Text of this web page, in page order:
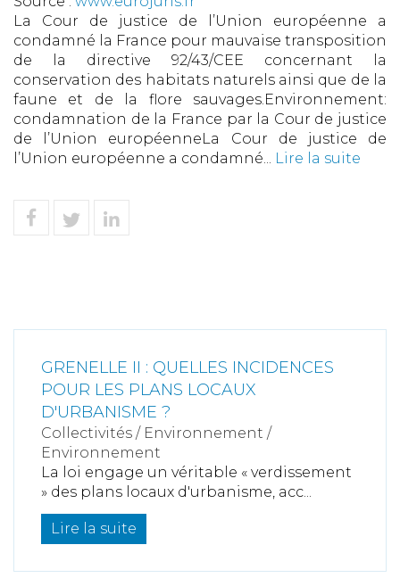
La Cour de justice de l’Union européenne a
condamné la France pour mauvaise transposition
de la directive 92/43/CEE concernant la
conservation des habitats naturels ainsi que de la
faune et de la flore sauvages.Environnement:
condamnation de la France par la Cour de justice
de l’Union européenneLa Cour de justice de
l’Union européenne a condamné... Lire la suite
GRENELLE II : QUELLES INCIDENCES
POUR LES PLANS LOCAUX
D'URBANISME ?
Collectivités / Environnement /
Environnement
La loi engage un véritable « verdissement
» des plans locaux d'urbanisme, acc...
Lire la suite